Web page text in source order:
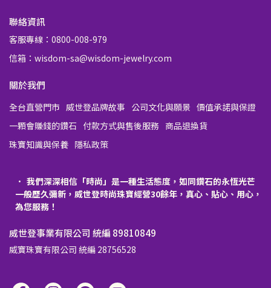
聯絡資訊
客服專線：0800-008-979
信箱：wisdom-sa@wisdom-jewelry.com
關於我們
全台直營門市 威世登品牌故事 公司文化與願景 價值承諾與保證
一顆會賺錢的鑽石 付款方式與售後服務 商品退換貨
珠寶知識與保養 隱私政策
我們深深相信「時尚」是一種生活態度，如同鑽石的永恆光芒
一般歷久彌新，威世登時尚珠寶經營30餘年，真心、貼心、用心，
為您服務！
威世登事業有限公司 統編 89810849
威寶珠寶有限公司 統編 28756528